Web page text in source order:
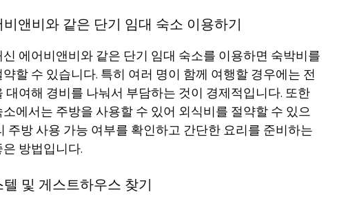
비앤비와 같은 단기 임대 숙소 이용하기
에어비앤비와 같은 단기 임대 숙소를 이용하면 숙박비를
할 수 있습니다. 특히 여러 명이 함께 여행할 경우에는 전
대여해 경비를 나눠서 부담하는 것이 경제적입니다. 또한
에서는 주방을 사용할 수 있어 외식비를 절약할 수 있으
주방 사용 가능 여부를 확인하고 간단한 요리를 준비하는
방법입니다.
텔 및 게스트하우스 찾기